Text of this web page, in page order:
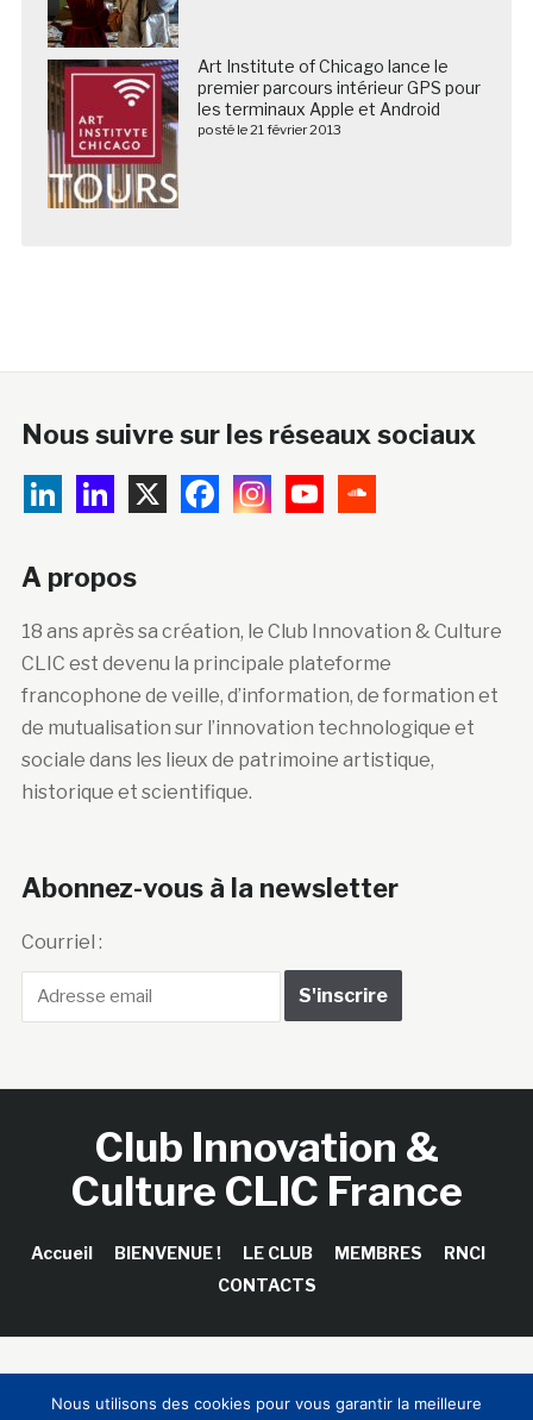
Art Institute of Chicago lance le
premier parcours intérieur GPS pour
les terminaux Apple et Android
posté le 21 février 2013
Nous suivre sur les réseaux sociaux
A propos
18 ans après sa création, le Club Innovation & Culture
CLIC est devenu la principale plateforme
francophone de veille, d’information, de formation et
de mutualisation sur l’innovation technologique et
sociale dans les lieux de patrimoine artistique,
historique et scientifique.
Abonnez-vous à la newsletter
Courriel :
Club Innovation &
Culture CLIC France
Accueil BIENVENUE ! LE CLUB MEMBRES
RNCI
CONTACTS
Sinapses Conseils
Nous utilisons des cookies pour vous garantir la meilleure